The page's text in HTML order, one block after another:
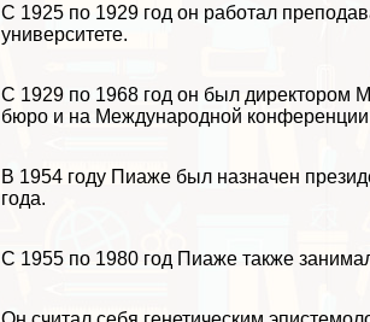
С 1925 по 1929 год он работал
университете.
С 1929 по 1968 год он был директором
бюро и на Международной конференции
В 1954 году Пиаже был назначен
года.
С 1955 по 1980 год Пиаже также